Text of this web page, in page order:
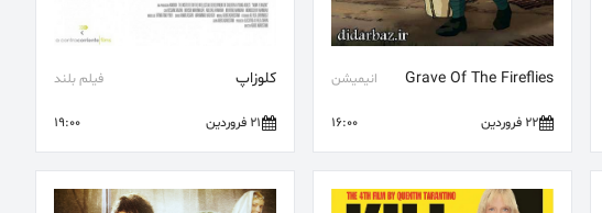
Grave Of The Fireflies انیمیشن
22 فروردین 16:00
کلوزاپ فیلم بلند
21 فروردین 19:00